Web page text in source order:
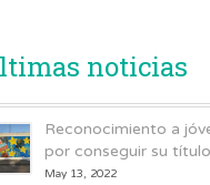
noticias
Reconocimiento a
por conseguir su
May 13, 2022